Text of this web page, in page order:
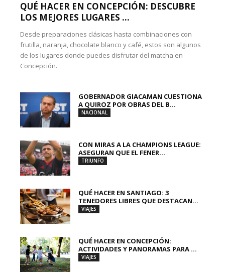
QUÉ HACER EN CONCEPCIÓN: DESCUBRE
LOS MEJORES LUGARES ...
Desde preparaciones clásicas hasta combinaciones con
frutilla, naranja, chocolate blanco y café, estos son algunos
de los lugares donde puedes disfrutar del matcha en
Concepción.
GOBERNADOR GIACAMAN CUESTIONA
A QUIROZ POR OBRAS DEL B...
NACIONAL
CON MIRAS A LA CHAMPIONS LEAGUE:
ASEGURAN QUE EL FENER...
TRIUNFO
QUÉ HACER EN SANTIAGO: 3
TENEDORES LIBRES QUE DESTACAN...
VIAJES
QUÉ HACER EN CONCEPCIÓN:
ACTIVIDADES Y PANORAMAS PARA ...
VIAJES